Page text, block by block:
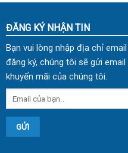
ĐĂNG KÝ NHẬN TIN
Bạn vui lòng nhập địa chỉ
đăng ký, chúng tôi sẽ gửi
khuyến mãi của chúng tôi.